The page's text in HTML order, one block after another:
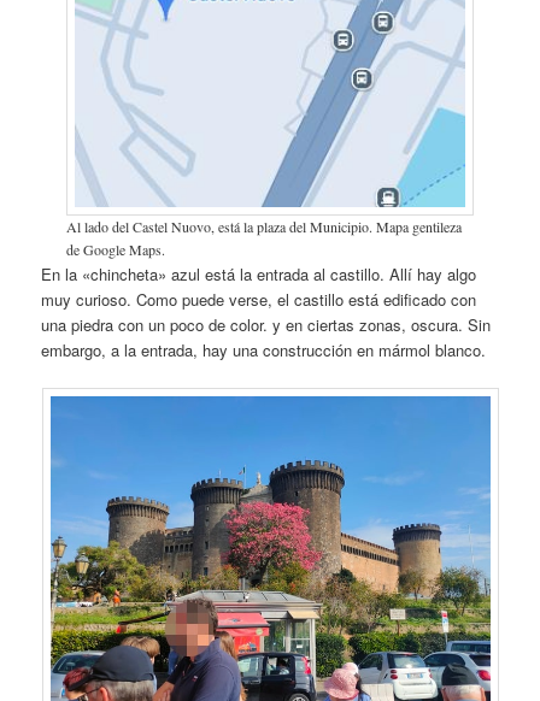
Al lado del Castel Nuovo, está la plaza del Municipio. Mapa gentileza
de Google Maps.
En la «chincheta» azul está la entrada al castillo. Allí hay algo
muy curioso. Como puede verse, el castillo está edificado con
una piedra con un poco de color. y en ciertas zonas, oscura. Sin
embargo, a la entrada, hay una construcción en mármol blanco.